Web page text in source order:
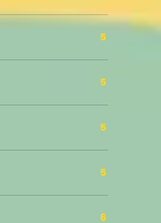
5
5
5
5
6